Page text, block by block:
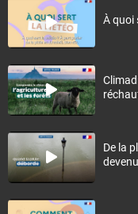
À quoi
De la